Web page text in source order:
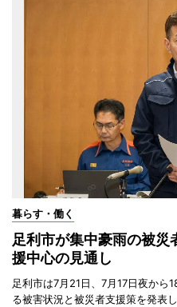
暮らす・働く
足利市が集中豪雨の被
援中心の見通し
足利市は7月21日、7月17日夜から
る被害状況と被災者支援策を発表し